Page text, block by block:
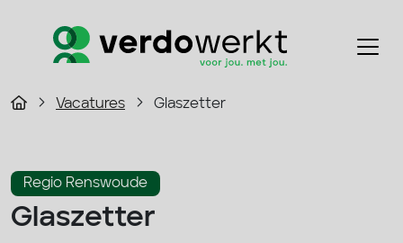
Vacatures Glaszetter
Regio Renswoude
Glaszetter